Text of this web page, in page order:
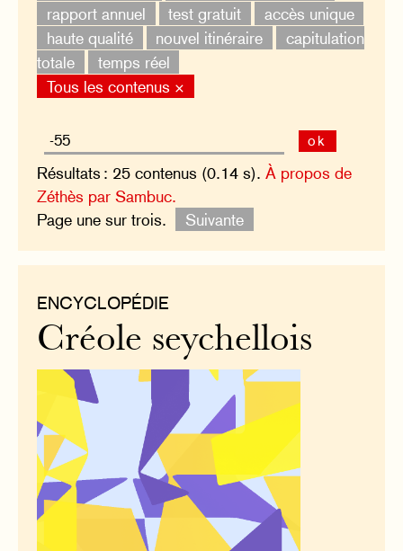
rapport annuel
test gratuit
accès unique
haute qualité
nouvel itinéraire
capitulation
totale
temps réel
Tous les contenus ×
ok
Résultats : 25 contenus (0.14 s).À propos de
Zéthès par Sambuc.
Page une sur trois.
Suivante
ENCYCLOPÉDIE
Créole seychellois